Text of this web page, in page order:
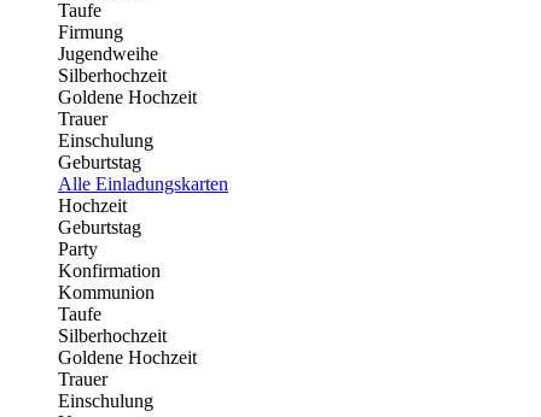
Taufe
Firmung
Jugendweihe
Silberhochzeit
Goldene Hochzeit
Trauer
Einschulung
Geburtstag
Alle Einladungskarten
Hochzeit
Geburtstag
Party
Konfirmation
Kommunion
Taufe
Silberhochzeit
Goldene Hochzeit
Trauer
Einschulung